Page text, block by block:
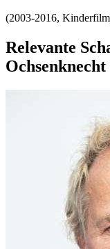
(2003-2016, Kinderfilm
Relevante
Ochsenknecht